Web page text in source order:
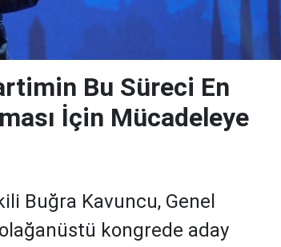
Bu Süreci En
İçin Mücadeleye
Buğra Kavuncu, Genel
kongrede aday